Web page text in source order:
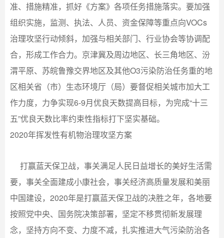
准、措施精准，抓好《方案》各项任务措施落实。要加强
组织实施，监测、执法、人员、资金保障等重点向VOCs
治理攻坚行动倾斜，加强与相关部门、行业协会等协调配
合，形成工作合力。京津冀及周边地区、长三角地区、汾
渭平原、苏皖鲁豫交界地区及其他O3污染防治任务重的地
区相关省（市）生态环境厅（局）要督促相关城市加大工
作力度，力争实现6-9月优良天数提高目标，为完成“十三
五”优良天数比率约束性指标打下坚实基础。
2020年挥发性有机物治理攻坚方案
打赢蓝天保卫战，事关满足人民日益增长的美好生活需
要，事关全面建成小康社会，事关经济高质量发展和美丽
中国建设，2020年是打赢蓝天保卫战的决胜之年，各地要
按照党中央、国务院决策部署，坚定不移贯彻新发展理
念，坚持方向不变、力度不减，扎实推进大气污染防治各